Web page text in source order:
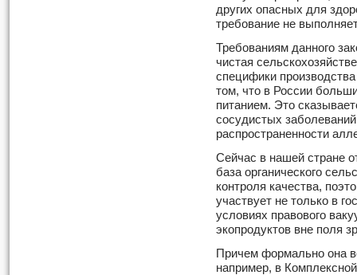
других опасных для
требование не
Требованиям данного
чистая
специфики
том, что в России
питанием. Это
сосудистых
распространенности
Сейчас в нашей стране
база органического
контроля качества,
участвует не только в
условиях правового
экопродуктов вне поля
Причем формально она
например, в